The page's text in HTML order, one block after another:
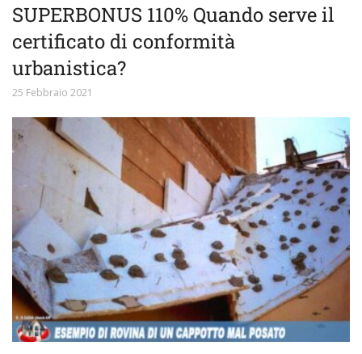
SUPERBONUS 110% Quando serve il
certificato di conformità
urbanistica?
25 Febbraio 2021